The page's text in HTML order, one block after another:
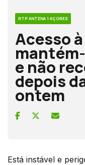
RTP ANTENA 1 AÇORES
Acesso
e não
depois
ontem
Está instável e